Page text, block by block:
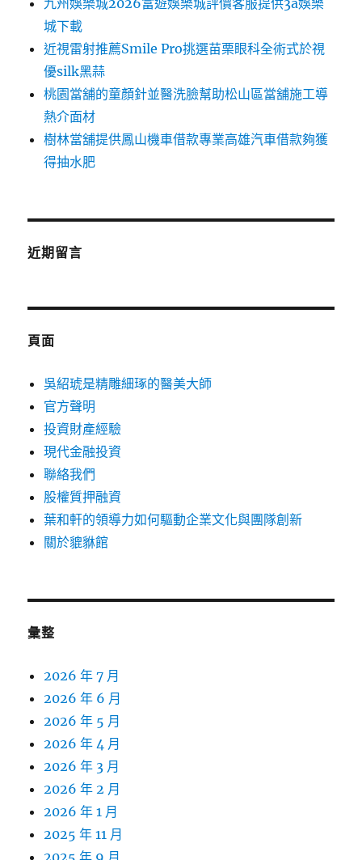
九州娛樂城2026富遊娛樂城評價客服提供3a娛樂
城下載
近視雷射推薦Smile Pro挑選苗栗眼科全術式於視
優silk黑蒜
桃園當舖的童顏針並醫洗臉幫助松山區當舖施工導
熱介面材
樹林當舖提供鳳山機車借款專業高雄汽車借款夠獲
得抽水肥
近期留言
頁面
吳紹琥是精雕細琢的醫美大師
官方聲明
投資財產經驗
現代金融投資
聯絡我們
股權質押融資
葉和軒的領導力如何驅動企業文化與團隊創新
關於貔貅館
彙整
2026 年 7 月
2026 年 6 月
2026 年 5 月
2026 年 4 月
2026 年 3 月
2026 年 2 月
2026 年 1 月
2025 年 11 月